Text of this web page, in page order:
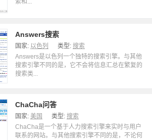
索和...
Answers搜索
国家: 以色列 类型: 搜索
Answers是以色列一个独特的搜索引擎。与其他
搜索引擎不同的是，它不会将信息汇总在繁复的
搜索类...
ChaCha问答
国家: 美国 类型: 搜索
ChaCha是一个基于人力搜索引擎来实时与用户
联系的网站。与其他搜索引擎不同的是，不论何